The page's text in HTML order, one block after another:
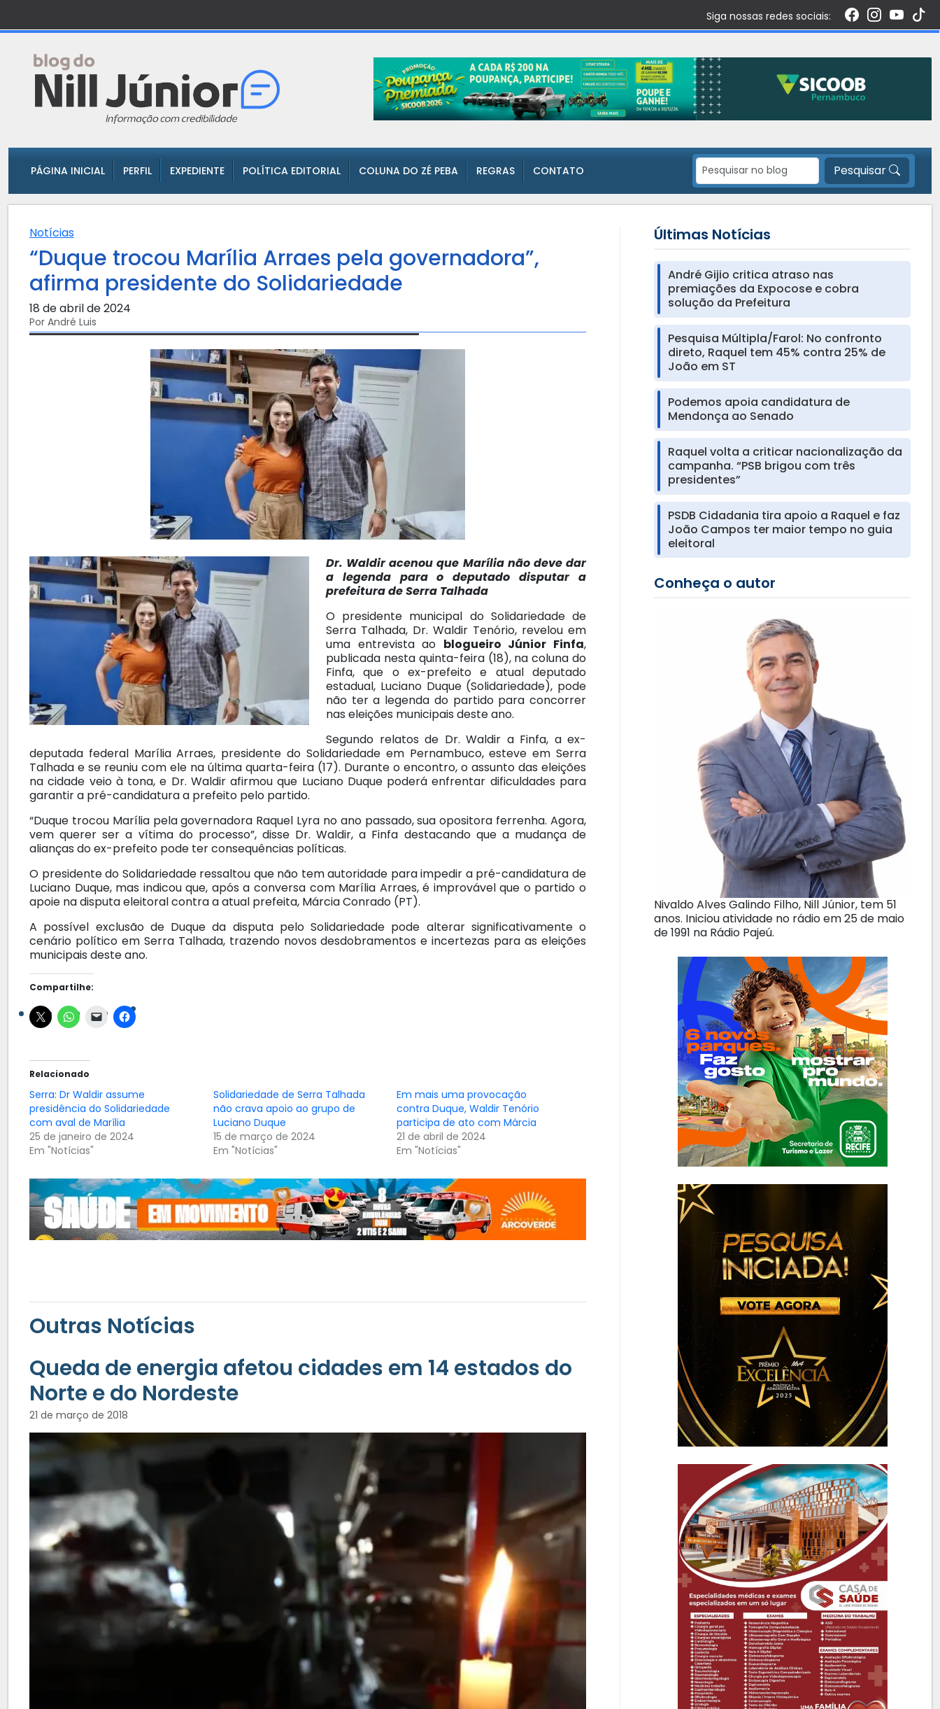
Siga nossas redes sociais:
PÁGINA INICIAL PERFIL EXPEDIENTE POLÍTICA EDITORIAL COLUNA DO ZÉ PEBA REGRAS CONTATO Pesquisar
Notícias
“Duque trocou Marília Arraes pela governadora”,
afirma presidente do Solidariedade
18 de abril de 2024
Por André Luis
Dr. Waldir acenou que Marília não deve dar
a legenda para o deputado disputar a
prefeitura de Serra Talhada
O presidente municipal do Solidariedade de
Serra Talhada, Dr. Waldir Tenório, revelou em
uma entrevista ao blogueiro Júnior Finfa,
publicada nesta quinta-feira (18), na coluna do
Finfa, que o ex-prefeito e atual deputado
estadual, Luciano Duque (Solidariedade), pode
não ter a legenda do partido para concorrer
nas eleições municipais deste ano.
Segundo relatos de Dr. Waldir a Finfa, a ex-
deputada federal Marília Arraes, presidente do Solidariedade em Pernambuco, esteve em Serra
Talhada e se reuniu com ele na última quarta-feira (17). Durante o encontro, o assunto das eleições
na cidade veio à tona, e Dr. Waldir afirmou que Luciano Duque poderá enfrentar dificuldades para
garantir a pré-candidatura a prefeito pelo partido.
“Duque trocou Marília pela governadora Raquel Lyra no ano passado, sua opositora ferrenha. Agora,
vem querer ser a vítima do processo”, disse Dr. Waldir, a Finfa destacando que a mudança de
alianças do ex-prefeito pode ter consequências políticas.
O presidente do Solidariedade ressaltou que não tem autoridade para impedir a pré-candidatura de
Luciano Duque, mas indicou que, após a conversa com Marília Arraes, é improvável que o partido o
apoie na disputa eleitoral contra a atual prefeita, Márcia Conrado (PT).
A possível exclusão de Duque da disputa pelo Solidariedade pode alterar significativamente o
cenário político em Serra Talhada, trazendo novos desdobramentos e incertezas para as eleições
municipais deste ano.
Compartilhe:
Relacionado
Serra: Dr Waldir assume
presidência do Solidariedade
com aval de Marília
25 de janeiro de 2024
Em "Notícias"
Solidariedade de Serra Talhada
não crava apoio ao grupo de
Luciano Duque
15 de março de 2024
Em "Notícias"
Em mais uma provocação
contra Duque, Waldir Tenório
participa de ato com Márcia
21 de abril de 2024
Em "Notícias"
Outras Notícias
Queda de energia afetou cidades em 14 estados do
Norte e do Nordeste
21 de março de 2018
Últimas Notícias
André Gijio critica atraso nas
premiações da Expocose e cobra
solução da Prefeitura
Pesquisa Múltipla/Farol: No confronto
direto, Raquel tem 45% contra 25% de
João em ST
Podemos apoia candidatura de
Mendonça ao Senado
Raquel volta a criticar nacionalização da
campanha. “PSB brigou com três
presidentes”
PSDB Cidadania tira apoio a Raquel e faz
João Campos ter maior tempo no guia
eleitoral
Conheça o autor
Nivaldo Alves Galindo Filho, Nill Júnior, tem 51
anos. Iniciou atividade no rádio em 25 de maio
de 1991 na Rádio Pajeú.